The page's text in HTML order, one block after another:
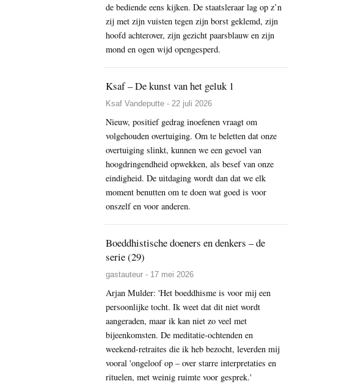
de bediende eens kijken. De staatsleraar lag op z’n
zij met zijn vuisten tegen zijn borst geklemd, zijn
hoofd achterover, zijn gezicht paarsblauw en zijn
mond en ogen wijd opengesperd.
Ksaf – De kunst van het geluk 1
Ksaf Vandeputte - 22 juli 2026
Nieuw, positief gedrag inoefenen vraagt om
volgehouden overtuiging. Om te beletten dat onze
overtuiging slinkt, kunnen we een gevoel van
hoogdringendheid opwekken, als besef van onze
eindigheid. De uitdaging wordt dan dat we elk
moment benutten om te doen wat goed is voor
onszelf en voor anderen.
Boeddhistische doeners en denkers – de
serie (29)
gastauteur - 17 mei 2026
Arjan Mulder: 'Het boeddhisme is voor mij een
persoonlijke tocht. Ik weet dat dit niet wordt
aangeraden, maar ik kan niet zo veel met
bijeenkomsten. De meditatie-ochtenden en
weekend-retraites die ik heb bezocht, leverden mij
vooral 'ongeloof op – over starre interpretaties en
rituelen, met weinig ruimte voor gesprek.'